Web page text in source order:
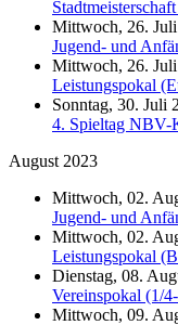
Mittwoch, 26.
Jugend- und
Mittwoch, 26.
Leistungspokal
Sonntag, 30. Juli
4. Spieltag
August 2023
Mittwoch, 02.
Jugend- und
Mittwoch, 02.
Leistungspokal
Dienstag, 08.
Vereinspokal (1/
Mittwoch, 09.